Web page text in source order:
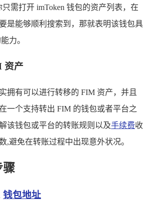
需打开 imToken 钱包的资产列表，在
是能够顺利搜索到，那就表明该钱包具
力。
资产
拥有可以进行转移的 FIM 资产，并且
一个支持转出 FIM 的钱包或者平台之
该钱包或平台的转账规则以及手续费收
,避免在转账过程中出现意外状况。
骤
钱包地址